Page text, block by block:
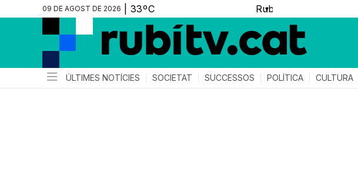
09 DE AGOST DE 2026 ▼
ÚLTIMES NOTÍCIES SOCIETAT SUCCESSOS POLÍTICA CULTURA